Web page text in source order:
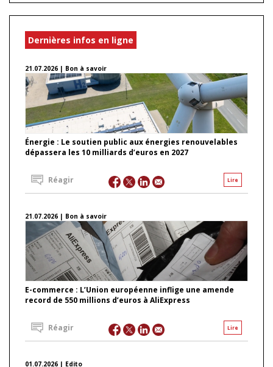
Dernières infos en ligne
21.07.2026 | Bon à savoir
Énergie : Le soutien public aux énergies renouvelables
dépassera les 10 milliards d’euros en 2027
Lire
Réagir
21.07.2026 | Bon à savoir
E-commerce : L’Union européenne inflige une amende
record de 550 millions d’euros à AliExpress
Lire
Réagir
01.07.2026 | Edito